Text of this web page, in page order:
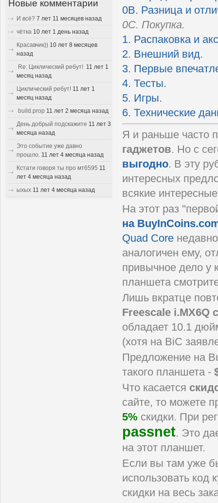
0B. Разница и
0C. Покупка.
1. Распаковка и
2. Внешний вид.
3. Первые
4. Тесты.
5. Игры.
6. Технические
Я и раньше часто
гаджетов. Но с
выгодно. В эту
интересных
всякие
На этот раз
на
Quad Core
аналогичен ему,
привычное дело у
планшета
Лишь вкратце
Freescale i.MX6Q
обладает 10.1
(хотя на BiC
Предложение на
такого планшета -
Что касается
сайте, то можете
5% скидки. При
passnet. Это
на этот планшет.
Если вы там уже
использовать код
скидки на весь
Новые комментарии
И всё? 7 лет 11 месяцев назад
чётка 10 лет 1 день назад
Красавчик)) 10 лет 8 месяцев
назад
Re: Циклический ребут! 11 лет 1
месяц назад
Циклический ребут! 11 лет 1
месяц назад
build.prop 11 лет 2 месяца назад
День добрый подскажите 11 лет 3
месяца назад
Это событие уже давно
прошло. 11 лет 4 месяца назад
Кстати говоря ты про мт6595 11
лет 4 месяца назад
ыхых 11 лет 4 месяца назад